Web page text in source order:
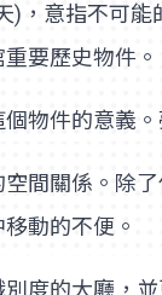
)，意指不可
要歷史物件。
個物件的意義
空間關係。除
動的不便。
度的大廳，